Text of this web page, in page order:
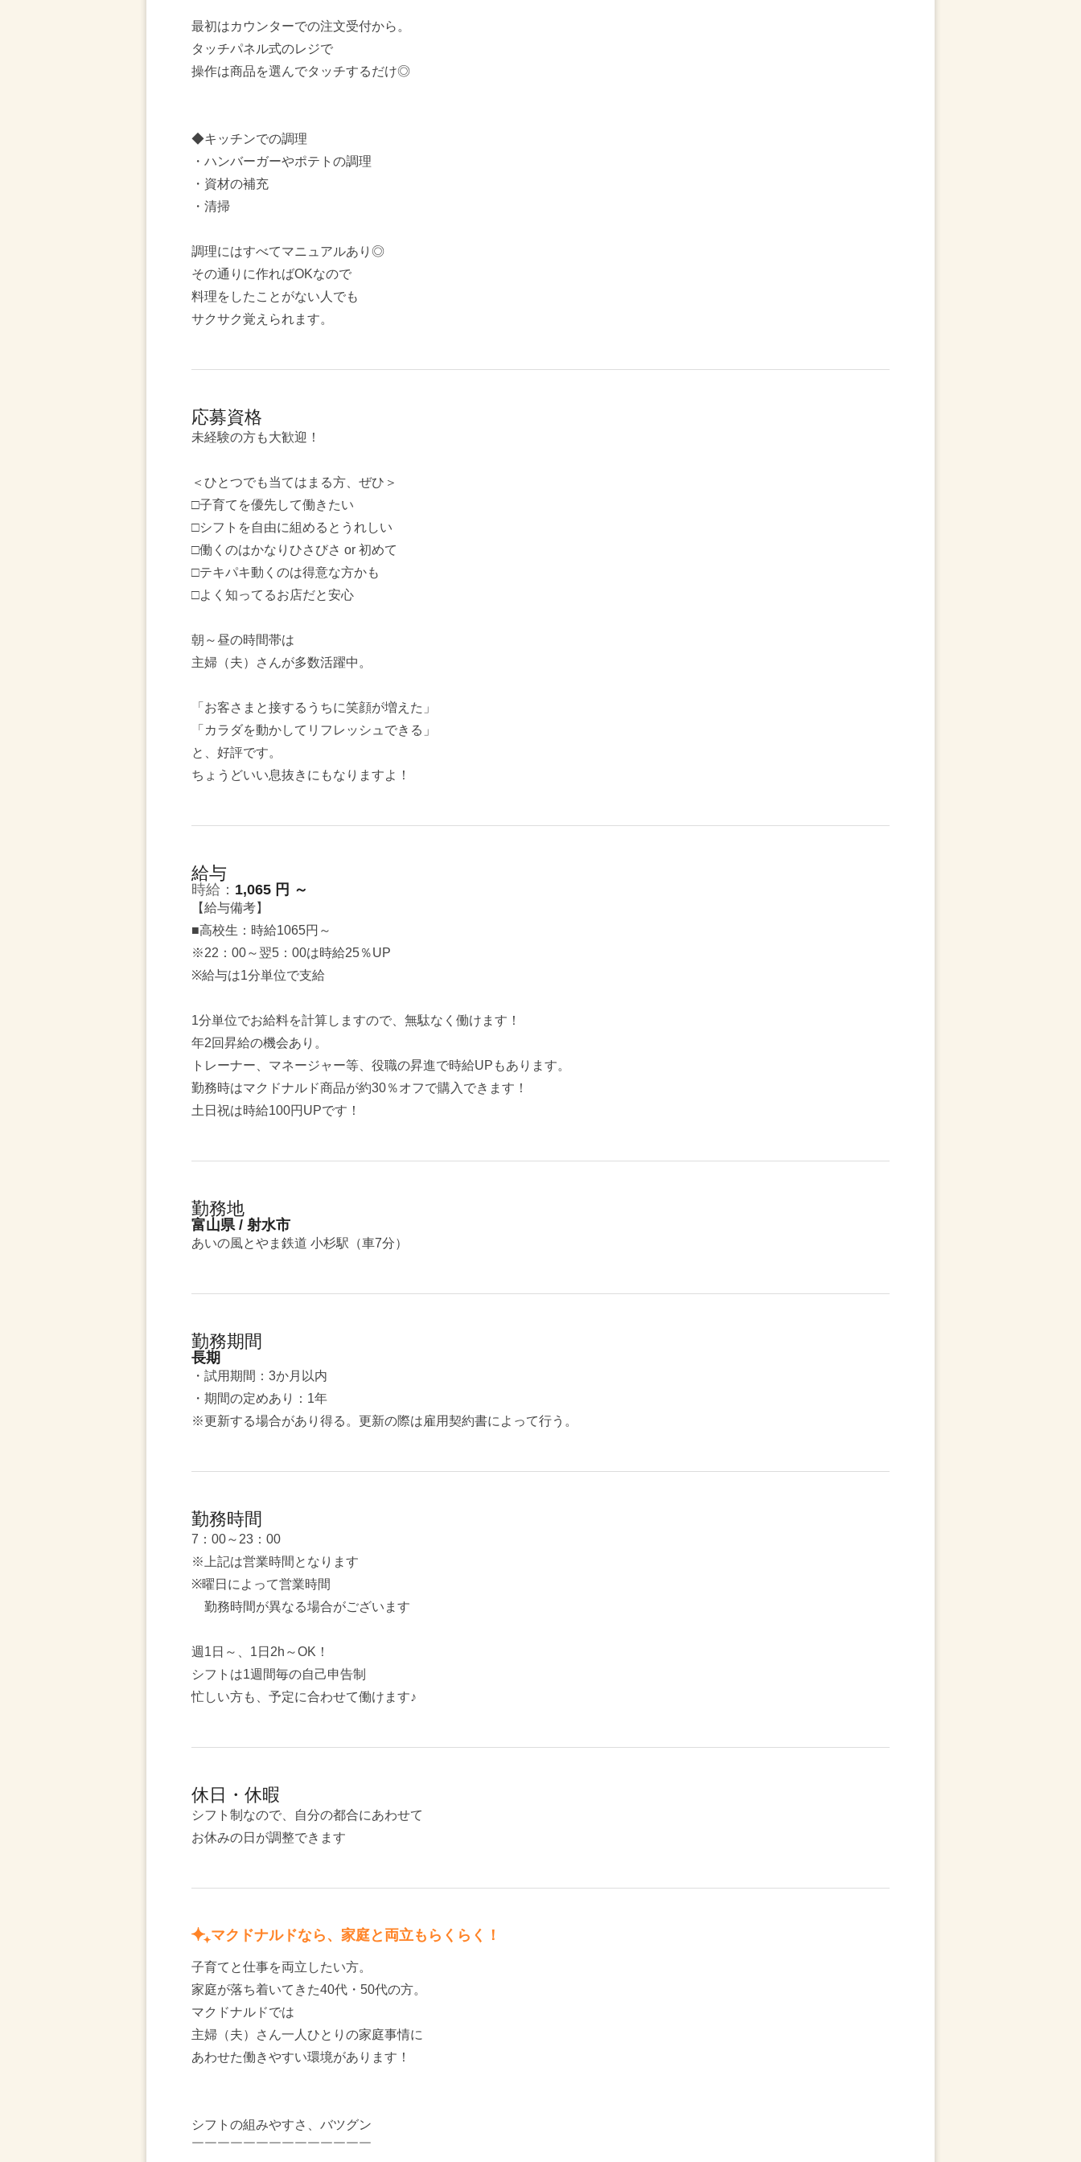
最初はカウンターでの注文受付から。
タッチパネル式のレジで
操作は商品を選んでタッチするだけ◎
◆キッチンでの調理
・ハンバーガーやポテトの調理
・資材の補充
・清掃
調理にはすべてマニュアルあり◎
その通りに作ればOKなので
料理をしたことがない人でも
サクサク覚えられます。
応募資格
未経験の方も大歓迎！
＜ひとつでも当てはまる方、ぜひ＞
□子育てを優先して働きたい
□シフトを自由に組めるとうれしい
□働くのはかなりひさびさ or 初めて
□テキパキ動くのは得意な方かも
□よく知ってるお店だと安心
朝～昼の時間帯は
主婦（夫）さんが多数活躍中。
「お客さまと接するうちに笑顔が増えた」
「カラダを動かしてリフレッシュできる」
と、好評です。
ちょうどいい息抜きにもなりますよ！
給与
時給： 1,065 円 ～
【給与備考】
■高校生：時給1065円～
※22：00～翌5：00は時給25％UP
※給与は1分単位で支給
1分単位でお給料を計算しますので、無駄なく働けます！
年2回昇給の機会あり。
トレーナー、マネージャー等、役職の昇進で時給UPもあります。
勤務時はマクドナルド商品が約30％オフで購入できます！
土日祝は時給100円UPです！
勤務地
富山県 / 射水市
あいの風とやま鉄道 小杉駅（車7分）
勤務期間
長期
・試用期間：3か月以内
・期間の定めあり：1年
※更新する場合があり得る。更新の際は雇用契約書によって行う。
勤務時間
7：00～23：00
※上記は営業時間となります
※曜日によって営業時間
勤務時間が異なる場合がございます
週1日～、1日2h～OK！
シフトは1週間毎の自己申告制
忙しい方も、予定に合わせて働けます♪
休日・休暇
シフト制なので、自分の都合にあわせて
お休みの日が調整できます
マクドナルドなら、家庭と両立もらくらく！
子育てと仕事を両立したい方。
家庭が落ち着いてきた40代・50代の方。
マクドナルドでは
主婦（夫）さん一人ひとりの家庭事情に
あわせた働きやすい環境があります！
シフトの組みやすさ、バツグン
￣￣￣￣￣￣￣￣￣￣￣￣￣￣